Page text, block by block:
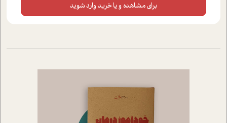
برای مشاهده و یا خرید وارد شوید